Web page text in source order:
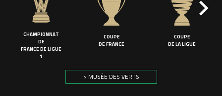
CHAMPIONNAT
DE
FRANCE DE LIGUE
1
COUPE
DE FRANCE
COUPE
DE LA LIGUE
> MUSÉE DES VERTS